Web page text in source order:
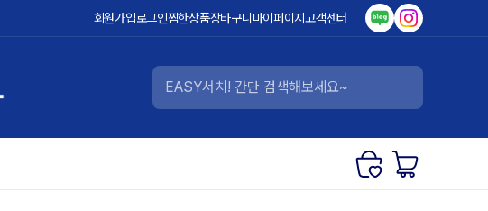
회원가입로그인찜한상품장바구니 마이페이지고객센터